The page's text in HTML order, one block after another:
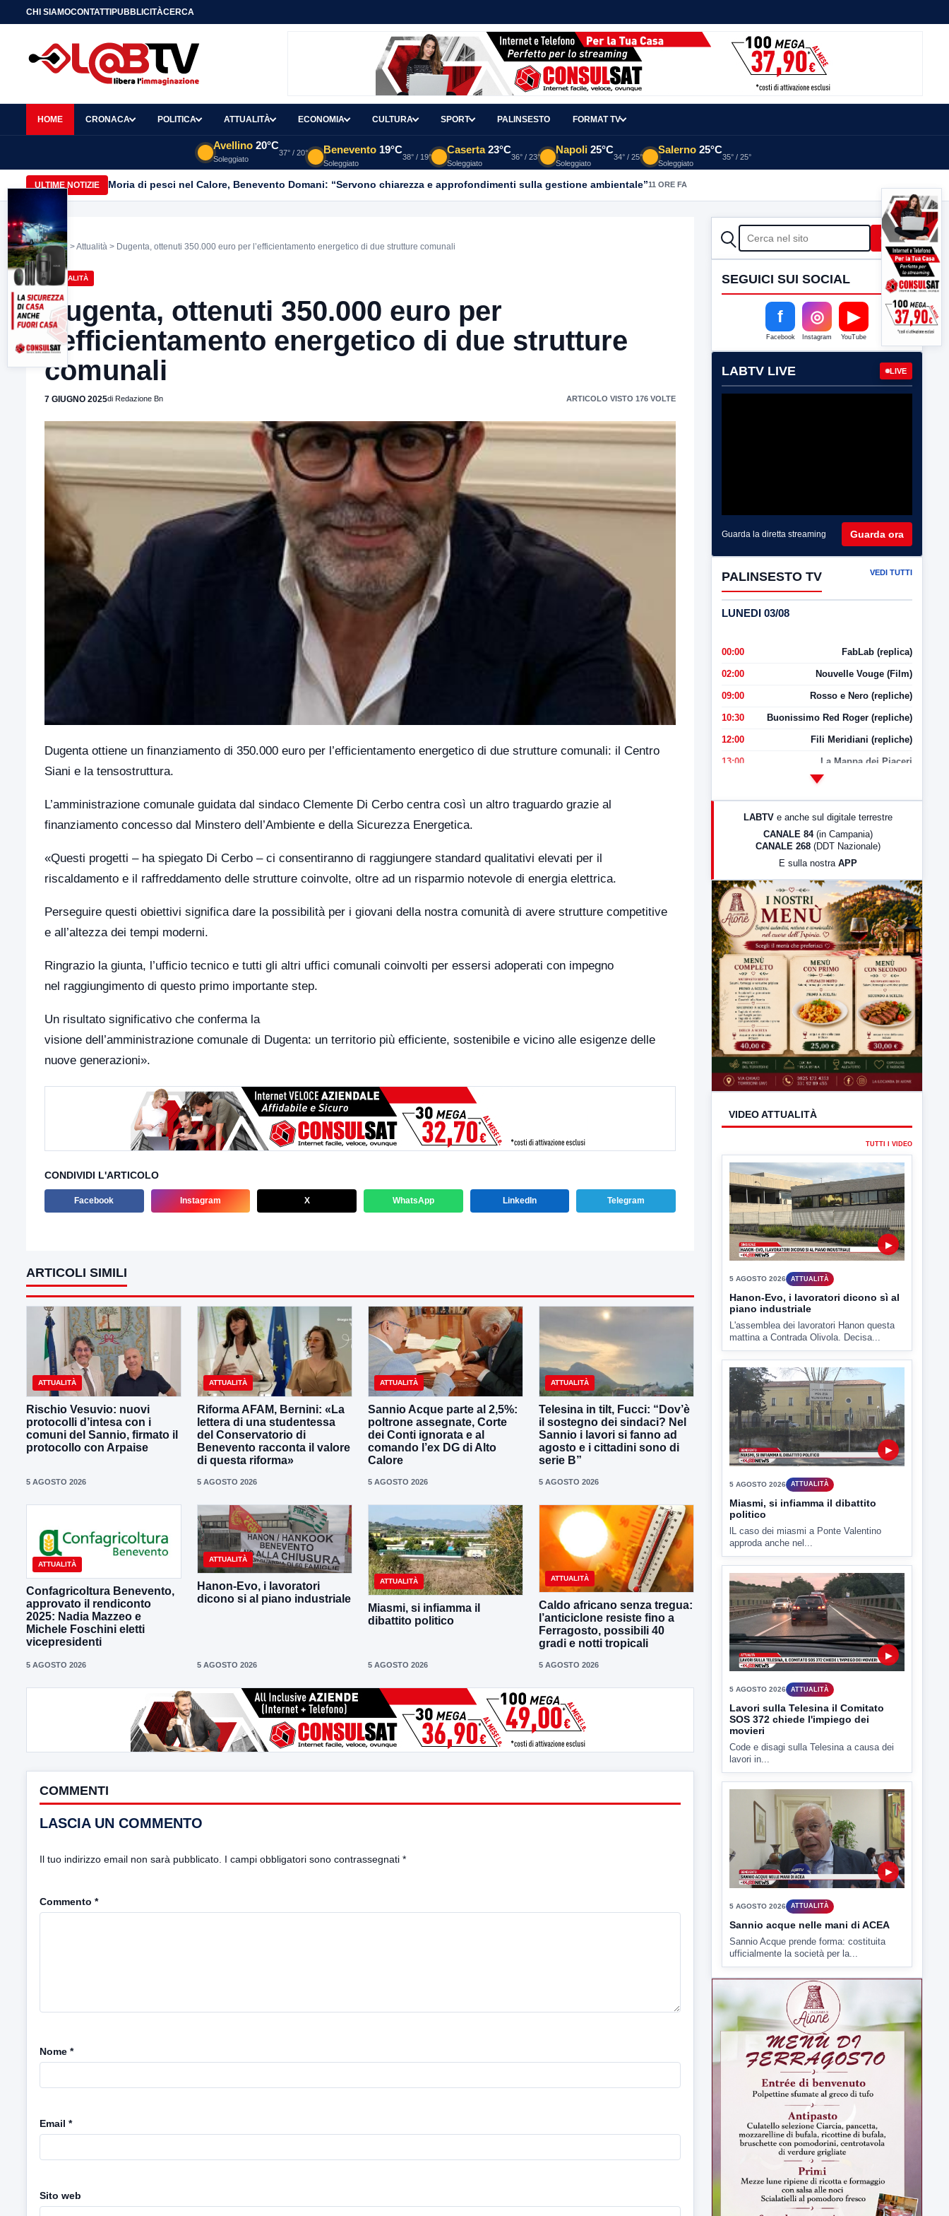
CHI SIAMOCONTATTIPUBBLICITÀCERCA
HOME CRONACA POLITICA ATTUALITÀ ECONOMIA CULTURA SPORT PALINSESTO FORMAT TV
Avellino 20°C
Soleggiato
37° / 20° Benevento 19°C
Soleggiato
38° / 19°
Caserta 23°C
Soleggiato
36° / 23°
Napoli 25°C
Soleggiato
34° / 25°
Salerno 25°C
Soleggiato
35° / 25°
ULTIME NOTIZIE Moria di pesci nel Calore, Benevento Domani: “Servono chiarezza e approfondimenti sulla gestione ambientale”11 ORE FA
Home >Attualità > Dugenta, ottenuti 350.000 euro per l’efficientamento energetico di due strutture comunali
ATTUALITÀ
Dugenta, ottenuti 350.000 euro per
l’efficientamento energetico di due strutture
comunali
7 GIUGNO 2025di Redazione Bn ARTICOLO VISTO 176 VOLTE
Dugenta ottiene un finanziamento di 350.000 euro per l’efficientamento energetico di due strutture comunali: il Centro
Siani e la tensostruttura.
L’amministrazione comunale guidata dal sindaco Clemente Di Cerbo centra così un altro traguardo grazie al
finanziamento concesso dal Minstero dell’Ambiente e della Sicurezza Energetica.
«Questi progetti – ha spiegato Di Cerbo – ci consentiranno di raggiungere standard qualitativi elevati per il
riscaldamento e il raffreddamento delle strutture coinvolte, oltre ad un risparmio notevole di energia elettrica.
Perseguire questi obiettivi significa dare la possibilità per i giovani della nostra comunità di avere strutture competitive
e all’altezza dei tempi moderni.
Ringrazio la giunta, l’ufficio tecnico e tutti gli altri uffici comunali coinvolti per essersi adoperati con impegno
nel raggiungimento di questo primo importante step.
Un risultato significativo che conferma la
visione dell’amministrazione comunale di Dugenta: un territorio più efficiente, sostenibile e vicino alle esigenze delle
nuove generazioni».
CONDIVIDI L'ARTICOLO
Facebook Instagram X WhatsApp LinkedIn Telegram
ARTICOLI SIMILI
ATTUALITÀ
Rischio Vesuvio: nuovi
protocolli d’intesa con i
comuni del Sannio, firmato il
protocollo con Arpaise
5 AGOSTO 2026
ATTUALITÀ
Riforma AFAM, Bernini: «La
lettera di una studentessa
del Conservatorio di
Benevento racconta il valore
di questa riforma»
5 AGOSTO 2026
ATTUALITÀ
Sannio Acque parte al 2,5%:
poltrone assegnate, Corte
dei Conti ignorata e al
comando l’ex DG di Alto
Calore
5 AGOSTO 2026
ATTUALITÀ
Telesina in tilt, Fucci: “Dov’è
il sostegno dei sindaci? Nel
Sannio i lavori si fanno ad
agosto e i cittadini sono di
serie B”
5 AGOSTO 2026
ATTUALITÀ
Confagricoltura Benevento,
approvato il rendiconto
2025: Nadia Mazzeo e
Michele Foschini eletti
vicepresidenti
5 AGOSTO 2026
ATTUALITÀ
Hanon-Evo, i lavoratori
dicono si al piano industriale
5 AGOSTO 2026
ATTUALITÀ
Miasmi, si infiamma il
dibattito politico
5 AGOSTO 2026
ATTUALITÀ
Caldo africano senza tregua:
l’anticiclone resiste fino a
Ferragosto, possibili 40
gradi e notti tropicali
5 AGOSTO 2026
COMMENTI
LASCIA UN COMMENTO
Il tuo indirizzo email non sarà pubblicato. I campi obbligatori sono contrassegnati *
Commento *
Nome *
Email *
Sito web
CERCA Cerca
SEGUICI SUI SOCIAL
f
Facebook
◎
Instagram
▶
YouTube
LABTV LIVE LIVE
Guarda la diretta streaming Guarda ora
PALINSESTO TV VEDI TUTTI
LUNEDI 03/08
00:00 FabLab (replica)
02:00 Nouvelle Vouge (Film)
09:00 Rosso e Nero (repliche)
10:30 Buonissimo Red Roger (repliche)
12:00 Fili Meridiani (repliche)
13:00 La Mappa dei Piaceri
LabNews (Diretta)
23:00 LabNews (replica)
LABTV e anche sul digitale terrestre
CANALE 84 (in Campania)
CANALE 268 (DDT Nazionale)
E sulla nostra APP
VIDEO ATTUALITÀ
TUTTI I VIDEO
▶
5 AGOSTO 2026 ATTUALITÀ
Hanon-Evo, i lavoratori dicono sì al
piano industriale
L'assemblea dei lavoratori Hanon questa
mattina a Contrada Olivola. Decisa...
▶
5 AGOSTO 2026 ATTUALITÀ
Miasmi, si infiamma il dibattito
politico
lL caso dei miasmi a Ponte Valentino
approda anche nel...
▶
5 AGOSTO 2026 ATTUALITÀ
Lavori sulla Telesina il Comitato
SOS 372 chiede l'impiego dei
movieri
Code e disagi sulla Telesina a causa dei
lavori in...
▶
5 AGOSTO 2026 ATTUALITÀ
Sannio acque nelle mani di ACEA
Sannio Acque prende forma: costituita
ufficialmente la società per la...